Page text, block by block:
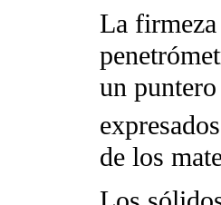
La firmeza
un
de los